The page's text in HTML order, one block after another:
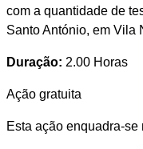
com a quantidade de
Santo António, em Vila
Duração: 2.00 Horas
Ação gratuita
Esta ação enquadra-